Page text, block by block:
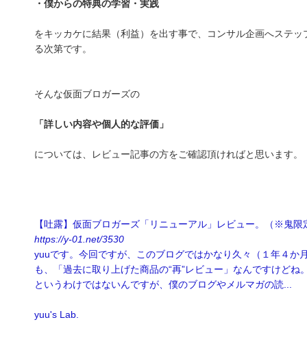
・僕からの特典の学習・実践
をキッカケに結果（利益）を出す事で、コンサル企画へステ
る次第です。
そんな仮面ブロガーズの
「詳しい内容や個人的な評価」
については、レビュー記事の方をご確認頂ければと思います。
【吐露】仮面ブロガーズ「リニューアル」レビュー。（※鬼限
https://y-01.net/3530
yuuです。今回ですが、このブログではかなり久々（１年４か
も、「過去に取り上げた商品の“再”レビュー」なんですけど
というわけではないんですが、僕のブログやメルマガの読...
yuu's Lab.